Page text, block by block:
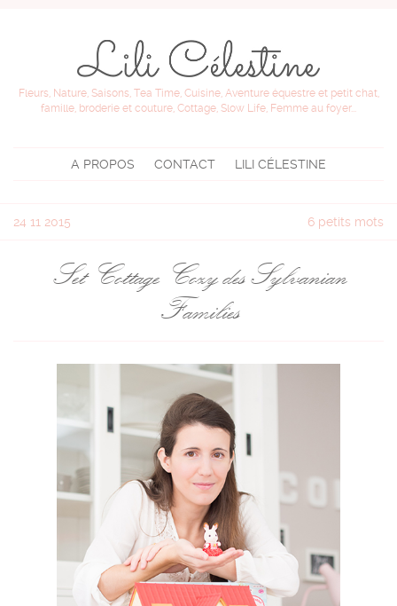
Fleurs, Nature, Saisons, Tea Time, Cuisine, Aventure équestre et petit chat,
famille, broderie et couture, Cottage, Slow Life, Femme au foyer...
A PROPOS CONTACT LILI CÉLESTINE
24 11 2015 6 petits mots
Set Cottage Cozy des Sylvanian
Families